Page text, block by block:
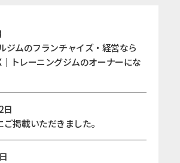
ジムのフランチャイズ・経営なら
トレーニングジムのオーナーにな
日
ご掲載いただきました。